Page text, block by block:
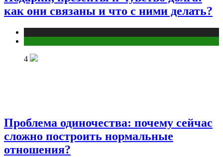
как они связаны и что с ними делать?
4
Проблема одиночества: почему сейчас
сложно построить нормальные
отношения?